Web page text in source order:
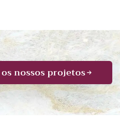
nossos projetos